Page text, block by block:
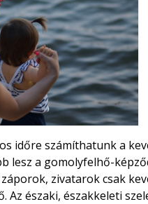
időre számíthatunk a
lesz a gomolyfelhő-
zivatarok csak
Az északi, északkeleti